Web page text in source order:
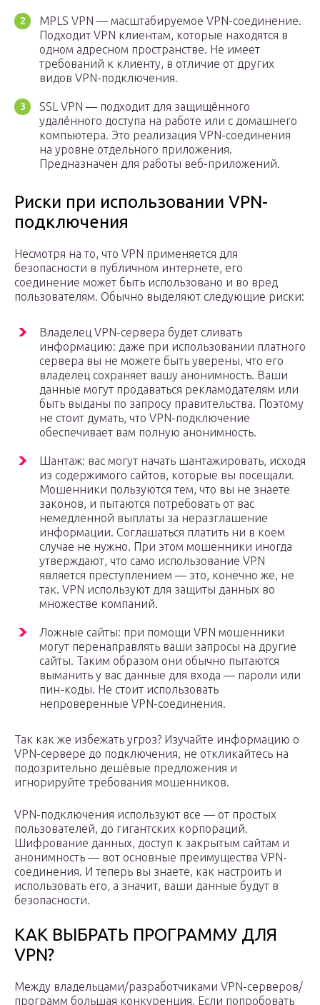
MPLS VPN — масштабируемое VPN-соединение.
Подходит VPN клиентам, которые находятся в
одном адресном пространстве. Не имеет
требований к клиенту, в отличие от других
видов VPN-подключения.
SSL VPN — подходит для защищённого
удалённого доступа на работе или с домашнего
компьютера. Это реализация VPN-соединения
на уровне отдельного приложения.
Предназначен для работы веб-приложений.
Риски при использовании VPN-
подключения
Несмотря на то, что VPN применяется для
безопасности в публичном интернете, его
соединение может быть использовано и во вред
пользователям. Обычно выделяют следующие риски:
Владелец VPN-сервера будет сливать
информацию: даже при использовании платного
сервера вы не можете быть уверены, что его
владелец сохраняет вашу анонимность. Ваши
данные могут продаваться рекламодателям или
быть выданы по запросу правительства. Поэтому
не стоит думать, что VPN-подключение
обеспечивает вам полную анонимность.
Шантаж: вас могут начать шантажировать, исходя
из содержимого сайтов, которые вы посещали.
Мошенники пользуются тем, что вы не знаете
законов, и пытаются потребовать от вас
немедленной выплаты за неразглашение
информации. Соглашаться платить ни в коем
случае не нужно. При этом мошенники иногда
утверждают, что само использование VPN
является преступлением — это, конечно же, не
так. VPN используют для защиты данных во
множестве компаний.
Ложные сайты: при помощи VPN мошенники
могут перенаправлять ваши запросы на другие
сайты. Таким образом они обычно пытаются
выманить у вас данные для входа — пароли или
пин-коды. Не стоит использовать
непроверенные VPN-соединения.
Так как же избежать угроз? Изучайте информацию о
VPN-сервере до подключения, не откликайтесь на
подозрительно дешёвые предложения и
игнорируйте требования мошенников.
VPN-подключения используют все — от простых
пользователей, до гигантских корпораций.
Шифрование данных, доступ к закрытым сайтам и
анонимность — вот основные преимущества VPN-
соединения. И теперь вы знаете, как настроить и
использовать его, а значит, ваши данные будут в
безопасности.
КАК ВЫБРАТЬ ПРОГРАММУ ДЛЯ
VPN?
Между владельцами/разработчиками VPN-серверов/
программ большая конкуренция. Если попробовать